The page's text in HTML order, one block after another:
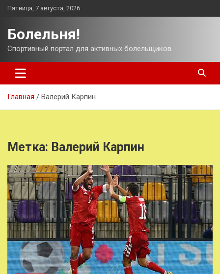
Перейти
Пятница, 7 августа, 2026
Болельня!
Спортивный портал для активных болельщиков.
Главная Валерий Карпин
Метка: Валерий Карпин